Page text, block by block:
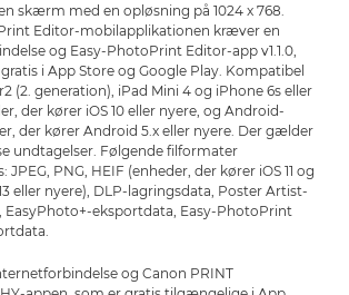
skærm med en opløsning på 1024 x 768.
Editor-mobilapplikationen kræver en
og Easy-PhotoPrint Editor-app v1.1.0,
i App Store og Google Play. Kompatibel
(2. generation), iPad Mini 4 og iPhone 6s eller
der kører iOS 10 eller nyere, og Android-
der kører Android 5.x eller nyere. Der gælder
undtagelser. Følgende filformater
JPEG, PNG, HEIF (enheder, der kører iOS 11 og
eller nyere), DLP-lagringsdata, Poster Artist-
EasyPhoto+-eksportdata, Easy-PhotoPrint
og Canon PRINT